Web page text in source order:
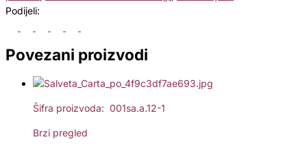
Podijeli:
Povezani proizvodi
Šifra proizvoda: 001sa.a.12-1
Brzi pregled